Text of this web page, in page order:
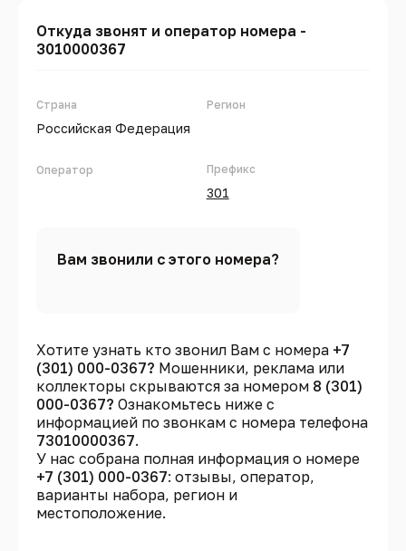
Откуда звонят и оператор номера -
3010000367
Страна
Российская Федерация
Оператор
Регион
Префикс
301
Вам звонили с этого номера?
Хотите узнать кто звонил Вам с номера +7
(301) 000-0367? Мошенники, реклама или
коллекторы скрываются за номером 8 (301)
000-0367? Ознакомьтесь ниже с
информацией по звонкам с номера телефона
73010000367.
У нас собрана полная информация о номере
+7 (301) 000-0367: отзывы, оператор,
варианты набора, регион и
местоположение.